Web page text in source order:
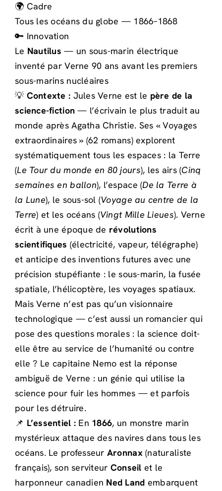
🌍 Cadre
Tous les océans du globe — 1866–1868
🔑 Innovation
Le Nautilus — un sous-marin électrique
inventé par Verne 90 ans avant les premiers
sous-marins nucléaires
💡 Contexte : Jules Verne est le père de la
science-fiction — l’écrivain le plus traduit au
monde après Agatha Christie. Ses « Voyages
extraordinaires » (62 romans) explorent
systématiquement tous les espaces : la Terre
(Le Tour du monde en 80 jours), les airs (Cinq
semaines en ballon), l’espace (De la Terre à
la Lune), le sous-sol (Voyage au centre de la
Terre) et les océans (Vingt Mille Lieues). Verne
écrit à une époque de révolutions
scientifiques (électricité, vapeur, télégraphe)
et anticipe des inventions futures avec une
précision stupéfiante : le sous-marin, la fusée
spatiale, l’hélicoptère, les voyages spatiaux.
Mais Verne n’est pas qu’un visionnaire
technologique — c’est aussi un romancier qui
pose des questions morales : la science doit-
elle être au service de l’humanité ou contre
elle ? Le capitaine Nemo est la réponse
ambiguë de Verne : un génie qui utilise la
science pour fuir les hommes — et parfois
pour les détruire.
📌 L’essentiel : En 1866, un monstre marin
mystérieux attaque des navires dans tous les
océans. Le professeur Aronnax(naturaliste
français), son serviteur Conseil et le
harponneur canadien Ned Land embarquent